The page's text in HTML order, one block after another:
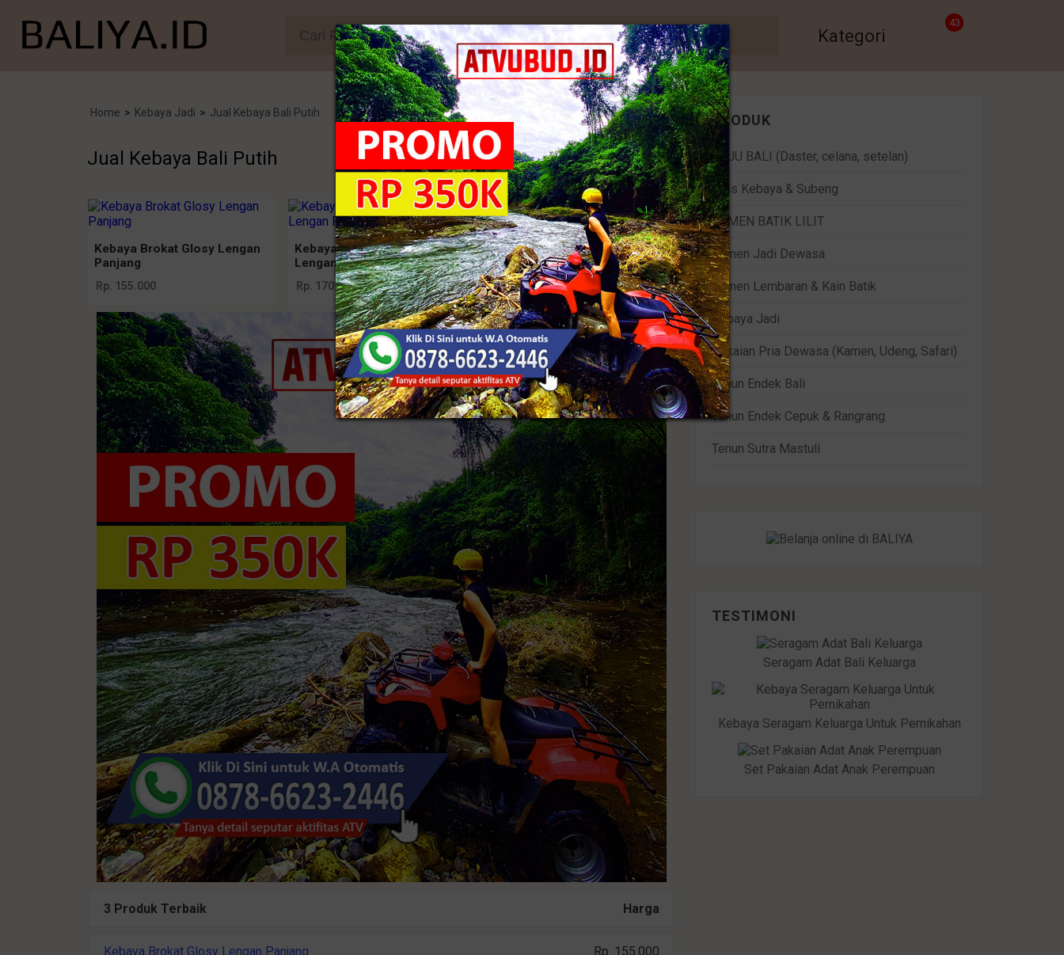
Kategori
43
Home > Kebaya Jadi > Jual Kebaya Bali Putih
Jual Kebaya Bali Putih
Kebaya Brokat Glosy Lengan
Panjang
Rp. 155.000
Kebaya Jadi Brokat Kutubaru
Lengan Panjang
Rp. 170.000
Best seller
Kebaya Jadi Full Payet
Rp. 215.000
3 Produk Terbaik Harga
Kebaya Brokat Glosy Lengan Panjang Rp. 155.000
PRODUK
BAJU BALI (Daster, celana, setelan)
Bros Kebaya & Subeng
KAMEN BATIK LILIT
Kamen Jadi Dewasa
Kamen Lembaran & Kain Batik
Kebaya Jadi
Pakaian Pria Dewasa (Kamen, Udeng, Safari)
Tenun Endek Bali
Tenun Endek Cepuk & Rangrang
Tenun Sutra Mastuli
TESTIMONI
Seragam Adat Bali Keluarga
Kebaya Seragam Keluarga Untuk Pernikahan
Set Pakaian Adat Anak Perempuan